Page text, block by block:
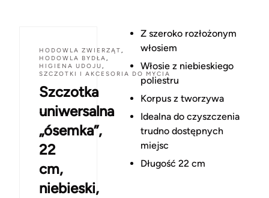
HODOWLA ZWIERZĄT,
HODOWLA BYDŁA,
HIGIENA UDOJU,
SZCZOTKI I AKCESORIA DO MYCIA
Szczotka
uniwersalna
„ósemka”,
22
cm,
niebieski,
Z szeroko rozłożonym
włosiem
Włosie z niebieskiego
poliestru
Korpus z tworzywa
Idealna do czyszczenia
trudno dostępnych
miejsc
Długość 22 cm